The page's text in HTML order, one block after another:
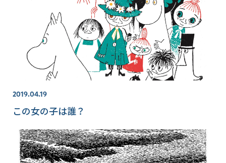
2019.04.19
この女の子は誰？